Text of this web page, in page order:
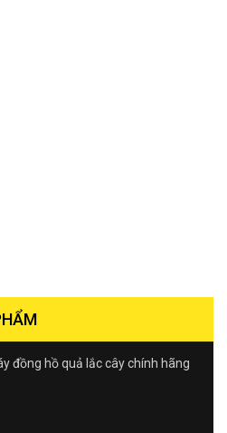
đồng hồ quả lắc cây chính hãng